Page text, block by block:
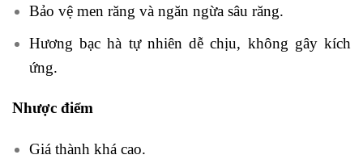
Bảo vệ men răng và ngăn ngừa sâu răng.
Hương bạc hà tự nhiên dễ chịu, không gây kích
ứng.
Nhược điểm
Giá thành khá cao.